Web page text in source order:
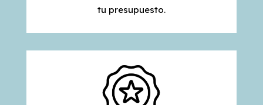
tu presupuesto.